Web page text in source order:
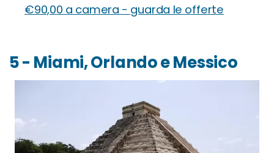
€90,00 a camera - guarda le offerte
5 - Miami, Orlando e Messico